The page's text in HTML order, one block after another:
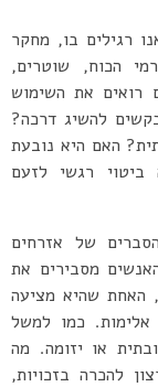
רגילים בו, מחקר
הכוח, שוטרים,
רואים את השימוש
להשיג דרכה?
האם היא נובעת
רגשי לזעם
של אזרחים
מסבירים את
האחת שהיא מציעה
כמו למשל
או יזומה. מה
להכרה בזכויות,